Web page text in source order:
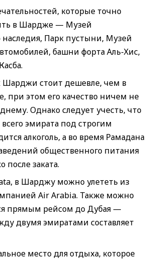
которые точно
в Шардже — Музей
наследия, Парк пустыни, Музей
башни форта Аль-Хис,
Шарджи стоит дешевле, чем в
при этом его качество ничем не
Однако следует учесть, что
эмирата под строгим
алкоголь, а во время Рамадана
общественного питания
после заката.
в Шарджу можно улететь из
Air Arabia. Также можно
прямым рейсом до Дубая —
двумя эмиратами составляет
место для отдыха, которое